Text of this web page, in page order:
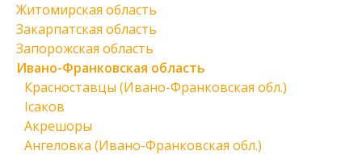
Житомирская область
Закарпатская область
Запорожская область
Ивано-Франковская область
Красноставцы (Ивано-Франковская обл.)
Ісаков
Акрешоры
Ангеловка (Ивано-Франковская обл.)